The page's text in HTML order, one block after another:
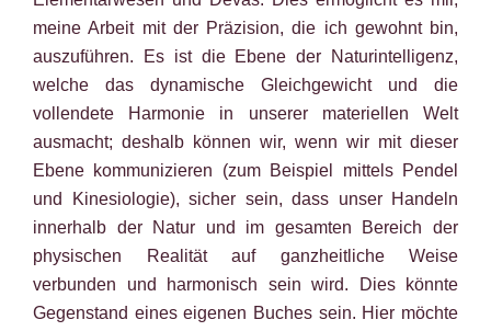
meine Arbeit mit der Präzision, die ich gewohnt bin,
auszuführen. Es ist die Ebene der Naturintelligenz,
welche das dynamische Gleichgewicht und die
vollendete Harmonie in unserer materiellen Welt
ausmacht; deshalb können wir, wenn wir mit dieser
Ebene kommunizieren (zum Beispiel mittels Pendel
und Kinesiologie), sicher sein, dass unser Handeln
innerhalb der Natur und im gesamten Bereich der
physischen Realität auf ganzheitliche Weise
verbunden und harmonisch sein wird. Dies könnte
Gegenstand eines eigenen Buches sein. Hier möchte